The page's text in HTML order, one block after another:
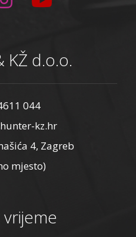
d.o.o.
044
kz.hr
4, Zagreb
mjesto)